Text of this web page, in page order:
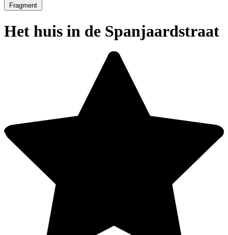
Fragment
Het huis in de Spanjaardstraat